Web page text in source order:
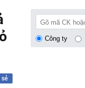
sẻ
Công ty